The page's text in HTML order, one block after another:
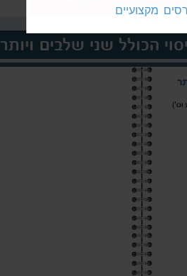
הכולל שני שלבים ויותר
מקצועיים